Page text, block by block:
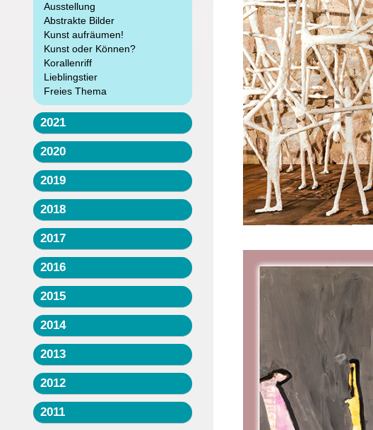
Ausstellung
Abstrakte Bilder
Kunst aufräumen!
Kunst oder Können?
Korallenriff
Lieblingstier
Freies Thema
2021
2020
2019
2018
2017
2016
2015
2014
2013
2012
2011